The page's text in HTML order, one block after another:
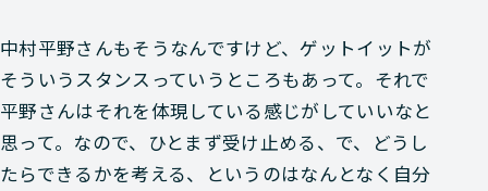
中村平野さんもそうなんですけど、ゲットイットが
そういうスタンスっていうところもあって。それで
平野さんはそれを体現している感じがしていいなと
思って。なので、ひとまず受け止める、で、どうし
たらできるかを考える、というのはなんとなく自分